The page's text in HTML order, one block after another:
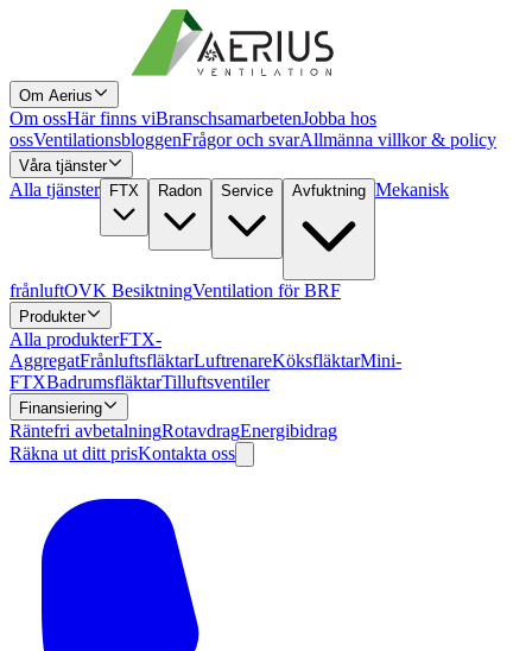
Om Aerius
Om ossHär finns viBranschsamarbetenJobba hos
ossVentilationsbloggenFrågor och svarAllmänna villkor & policy
Våra tjänster
Alla tjänster FTX Radon Service Avfuktning Mekanisk
frånluftOVK BesiktningVentilation för BRF
Produkter
Alla produkterFTX-
AggregatFrånluftsfläktarLuftrenareKöksfläktarMini-
FTXBadrumsfläktarTilluftsventiler
Finansiering
Räntefri avbetalningRotavdragEnergibidrag
Räkna ut ditt prisKontakta oss